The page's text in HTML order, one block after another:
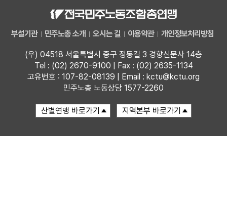
부설기관 민주노총 소개 오시는 길 이용약관 개인정보처리방침
(우) 04518 서울특별시 중구 정동길 3 경향신문사 14층
Tel : (02) 2670-9100 | Fax : (02) 2635-1134
고유번호 : 107-82-08139 | Email : kctu@kctu.org
민주노총 노동상담 1577-2260